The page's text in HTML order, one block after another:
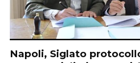
Napoli, Siglato